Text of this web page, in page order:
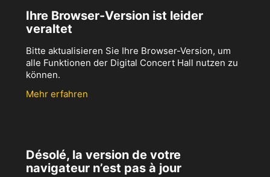
Ihre Browser-Version ist leider
veraltet
Bitte aktualisieren Sie Ihre Browser-Version, um
alle Funktionen der Digital Concert Hall nutzen zu
können.
Mehr erfahren
Désolé, la version de votre
navigateur n’est pas à jour